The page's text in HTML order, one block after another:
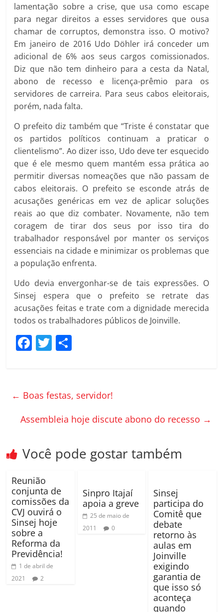
lamentação sobre a crise, que usa como escape
para negar direitos a esses servidores que ousa
chamar de corruptos, demonstra isso. O motivo?
Em janeiro de 2016 Udo Döhler irá conceder um
adicional de 6% aos seus cargos comissionados.
Diz que não tem dinheiro para a cesta da Natal,
abono de recesso e licença-prêmio para os
servidores de carreira. Para seus cabos eleitorais,
porém, nada falta.
O prefeito diz também que “Triste é constatar que
os partidos políticos continuam a praticar o
clientelismo”. Ao dizer isso, Udo deve ter esquecido
que é ele mesmo quem mantém essa prática ao
permitir diversas nomeações que não passam de
cabos eleitorais. O prefeito se esconde atrás de
acusações genéricas em vez de aplicar soluções
reais ao que diz combater. Novamente, não tem
coragem de tirar dos seus por isso tira do
trabalhador responsável por manter os serviços
essenciais na cidade e minimizar os problemas que
a população enfrenta.
Udo devia envergonhar-se de tais expressões. O
Sinsej espera que o prefeito se retrate das
acusações feitas e trate com a dignidade merecida
todos os trabalhadores públicos de Joinville.
F
e
o
k
T
er p
ar
til
ar
← Boas festas, servidor!
Assembleia hoje discute abono do recesso →
Você pode gostar também
Reunião
conjunta de
comissões da
CVJ ouvirá o
Sinsej hoje
sobre a
Reforma da
Previdência!
1 de abril de
2021
2
Sinpro Itajaí
apoia a greve
25 de maio de
2011
0
Sinsej
participa do
Comitê que
debate
retorno às
aulas em
Joinville
exigindo
garantia de
que isso só
aconteça
quando